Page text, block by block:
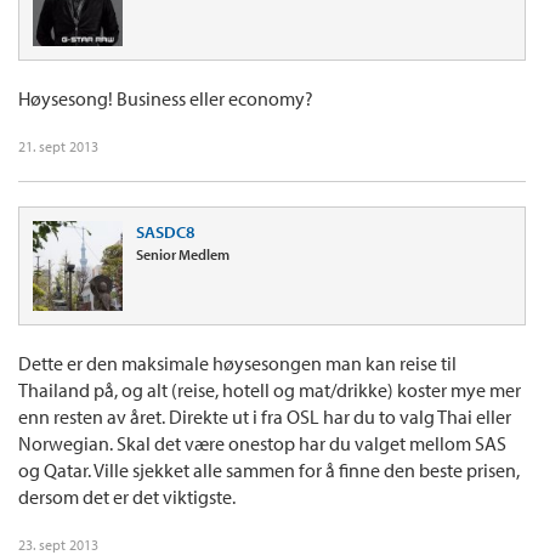
Høysesong! Business eller economy?
21. sept 2013
SASDC8
Senior Medlem
Dette er den maksimale høysesongen man kan reise til
Thailand på, og alt (reise, hotell og mat/drikke) koster mye mer
enn resten av året. Direkte ut i fra OSL har du to valg Thai eller
Norwegian. Skal det være onestop har du valget mellom SAS
og Qatar. Ville sjekket alle sammen for å finne den beste prisen,
dersom det er det viktigste.
23. sept 2013